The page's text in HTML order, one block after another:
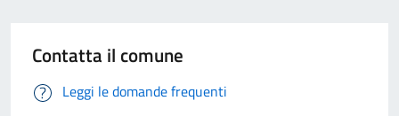
Contatta il comune
Leggi le domande frequenti